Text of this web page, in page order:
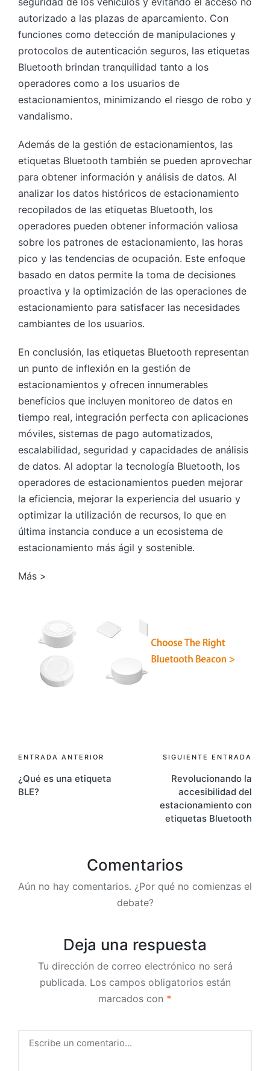
autorizado a las plazas de aparcamiento. Con
funciones como detección de manipulaciones y
protocolos de autenticación seguros, las etiquetas
Bluetooth brindan tranquilidad tanto a los
operadores como a los usuarios de
estacionamientos, minimizando el riesgo de robo y
vandalismo.
Además de la gestión de estacionamientos, las
etiquetas Bluetooth también se pueden aprovechar
para obtener información y análisis de datos. Al
analizar los datos históricos de estacionamiento
recopilados de las etiquetas Bluetooth, los
operadores pueden obtener información valiosa
sobre los patrones de estacionamiento, las horas
pico y las tendencias de ocupación. Este enfoque
basado en datos permite la toma de decisiones
proactiva y la optimización de las operaciones de
estacionamiento para satisfacer las necesidades
cambiantes de los usuarios.
En conclusión, las etiquetas Bluetooth representan
un punto de inflexión en la gestión de
estacionamientos y ofrecen innumerables
beneficios que incluyen monitoreo de datos en
tiempo real, integración perfecta con aplicaciones
móviles, sistemas de pago automatizados,
escalabilidad, seguridad y capacidades de análisis
de datos. Al adoptar la tecnología Bluetooth, los
operadores de estacionamientos pueden mejorar
la eficiencia, mejorar la experiencia del usuario y
optimizar la utilización de recursos, lo que en
última instancia conduce a un ecosistema de
estacionamiento más ágil y sostenible.
Más >
Navegación
de
ENTRADA ANTERIOR
¿Qué es una etiqueta
BLE?
SIGUIENTE ENTRADA
Revolucionando la
accesibilidad del
estacionamiento con
etiquetas Bluetooth
Comentarios
Aún no hay comentarios. ¿Por qué no comienzas el
debate?
Deja una respuesta
Tu dirección de correo electrónico no será
publicada. Los campos obligatorios están
marcados con *